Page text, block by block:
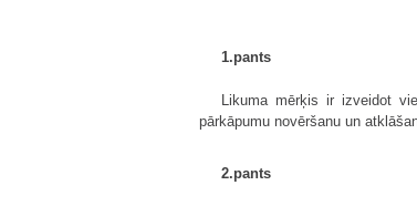
1.pants
Likuma mērķis ir izveidot
pārkāpumu novēršanu un
2.pants